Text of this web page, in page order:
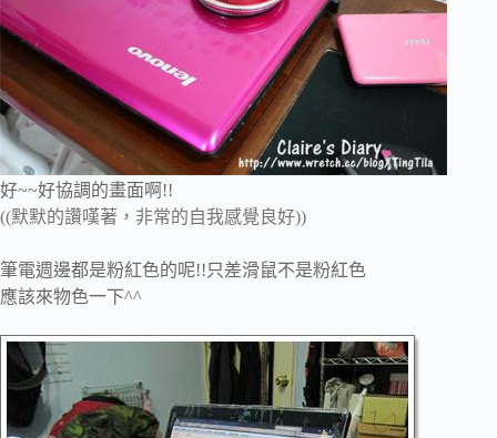
好~~好協調的畫面啊!!
((默默的讚嘆著，非常的自我感覺良好))
筆電週邊都是粉紅色的呢!!只差滑鼠不是粉紅色
應該來物色一下^^